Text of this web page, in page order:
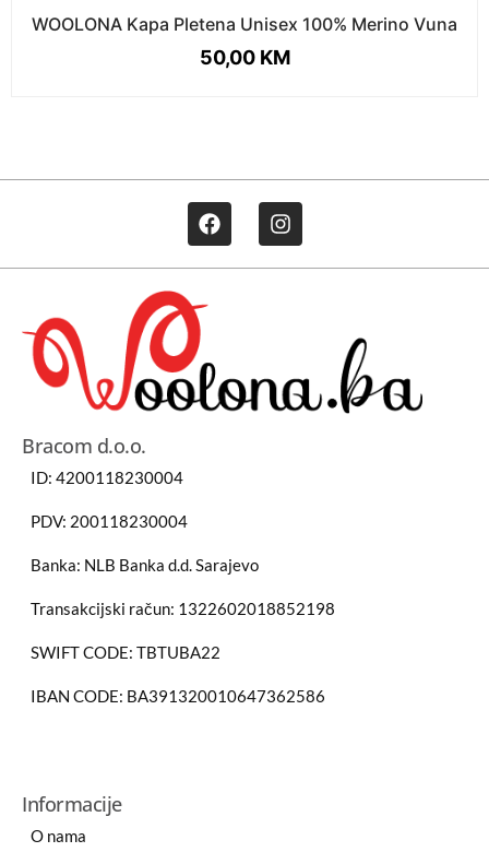
WOOLONA Kapa Pletena Unisex 100% Merino Vuna
50,00 KM
Bracom d.o.o.
ID: 4200118230004
PDV: 200118230004
Banka: NLB Banka d.d. Sarajevo
Transakcijski račun: 1322602018852198
SWIFT CODE: TBTUBA22
IBAN CODE: BA391320010647362586
Informacije
O nama